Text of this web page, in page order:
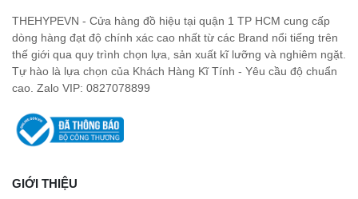
THEHYPEVN - Cửa hàng đồ hiệu tại quận 1 TP HCM cung cấp
dòng hàng đạt độ chính xác cao nhất từ các Brand nổi tiếng trên
thế giới qua quy trình chọn lựa, sản xuất kĩ lưỡng và nghiêm ngặt.
Tự hào là lựa chọn của Khách Hàng Kĩ Tính - Yêu cầu độ chuẩn
cao. Zalo VIP: 0827078899
GIỚI THIỆU